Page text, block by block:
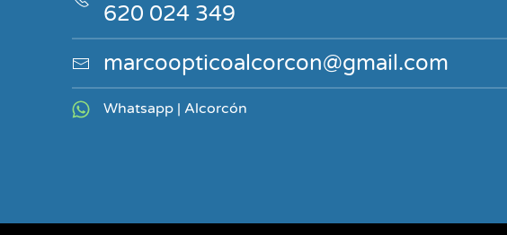
620 024 349
marcoopticoalcorcon@gmail.com
Whatsapp | Alcorcón